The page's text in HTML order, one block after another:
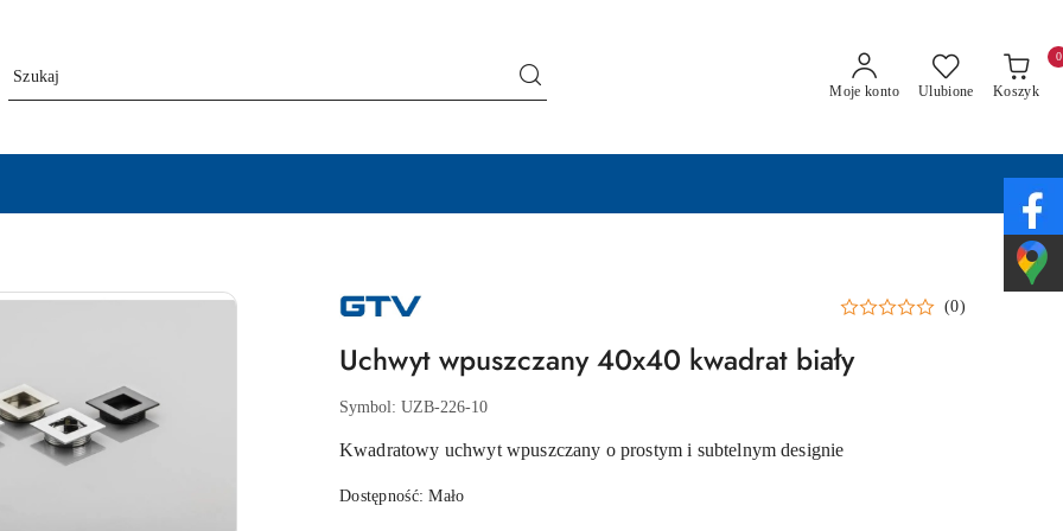
Moje konto Ulubione Koszyk
0
NAZWA
PRODUCENTA:
(0)
Uchwyt wpuszczany 40x40 kwadrat biały
Symbol: UZB-226-10
Kwadratowy uchwyt wpuszczany o prostym i subtelnym designie
Dostępność:Mało